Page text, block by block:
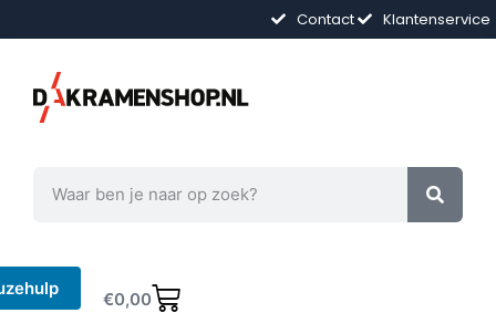
Contact Klantenservice
€0,00